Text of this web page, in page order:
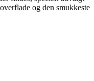
og den smukkeste